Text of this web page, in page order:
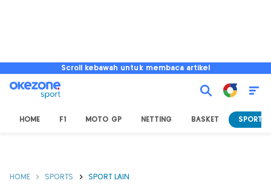
Scroll kebawah untuk membaca artikel
HOME F1 MOTO GP NETTING BASKET SPORT
HOME SPORTS SPORT LAIN